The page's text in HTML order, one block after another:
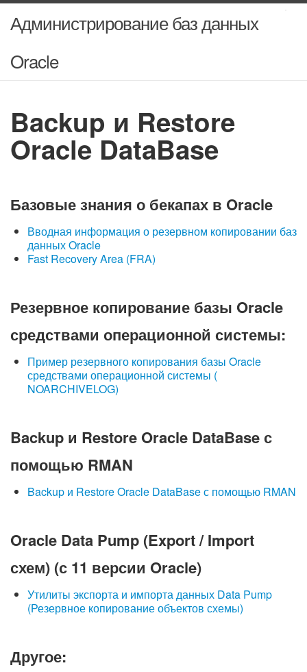
Администрирование баз данных
Oracle
Backup и Restore
Oracle DataBase
Базовые знания о бекапах в Oracle
Вводная информация о резервном копировании баз
данных Oracle
Fast Recovery Area (FRA)
Резервное копирование базы Oracle
средствами операционной системы:
Пример резервного копирования базы Oracle
средствами операционной системы (
NOARCHIVELOG)
Backup и Restore Oracle DataBase с
помощью RMAN
Backup и Restore Oracle DataBase с помощью RMAN
Oracle Data Pump (Export / Import
схем) (с 11 версии Oracle)
Утилиты экспорта и импорта данных Data Pump
(Резервное копирование объектов схемы)
Другое: